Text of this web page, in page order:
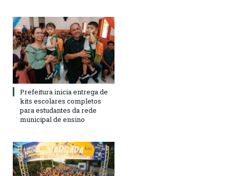
Prefeitura inicia entrega de
kits escolares completos
para estudantes da rede
municipal de ensino